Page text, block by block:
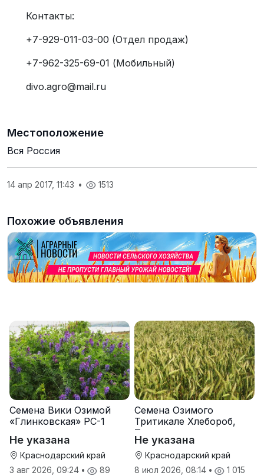
Контакты:
+7-929-011-03-00 (Отдел продаж)
+7-962-325-69-01 (Мобильный)
divo.agro@mail.ru
Местоположение
Вся Россия
14 апр 2017, 11:43 • 1513
Похожие объявления
Семена Вики Озимой
«Глинковская» РС-1
Не указана
Краснодарский край
3 авг 2026, 09:24 • 89
Семена Озимого
Тритикале Хлебороб,
Тихон
Не указана
Краснодарский край
8 июл 2026, 08:14 • 1 015